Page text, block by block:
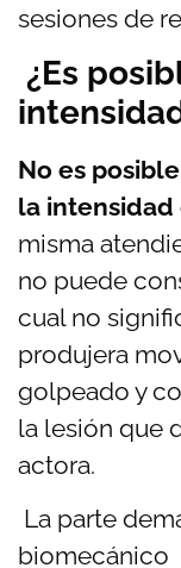
sesiones de
¿Es
No es
la
misma
no puede
cual no
produjera
golpeado y
la lesión que
actora.
La parte
biomecánico